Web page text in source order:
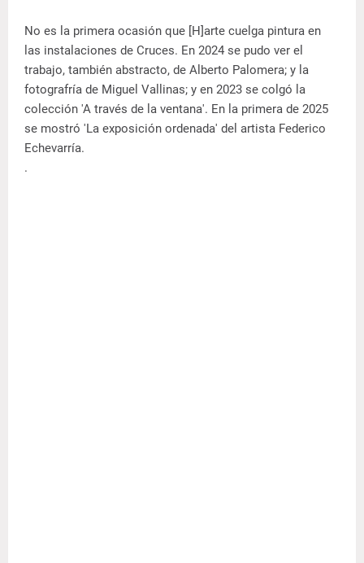
No es la primera ocasión que [H]arte cuelga pintura en
las instalaciones de Cruces. En 2024 se pudo ver el
trabajo, también abstracto, de Alberto Palomera; y la
fotografría de Miguel Vallinas; y en 2023 se colgó la
colección 'A través de la ventana'. En la primera de 2025
se mostró 'La exposición ordenada' del artista Federico
Echevarría.
.